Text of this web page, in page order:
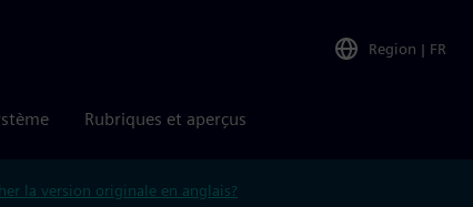
Region | FR
Rubriques et aperçus
la version originale en anglais?